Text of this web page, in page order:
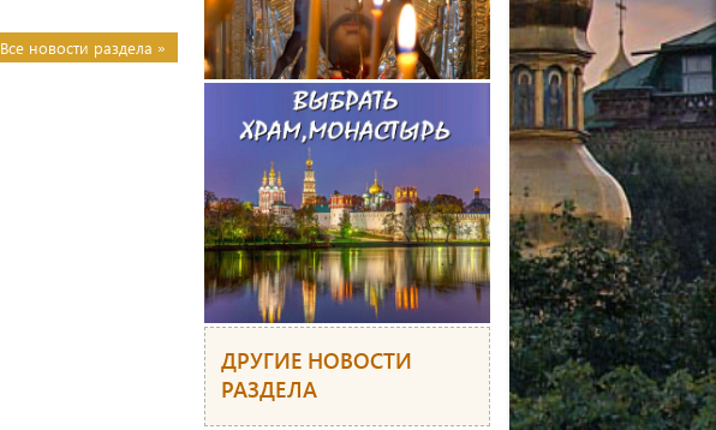
Все новости раздела »
ДРУГИЕ НОВОСТИ
РАЗДЕЛА